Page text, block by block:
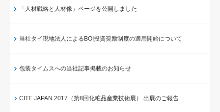
「人材戦略と人材像」ページを公開しました
当社タイ現地法人によるBOI投資奨励制度の適用開始について
包装タイムスへの当社記事掲載のお知らせ
CITE JAPAN 2017（第8回化粧品産業技術展） 出展のご報告